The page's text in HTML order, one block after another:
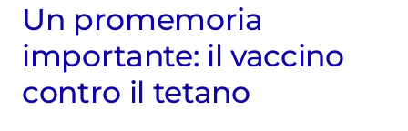
Un promemoria
importante: il vaccino
contro il tetano